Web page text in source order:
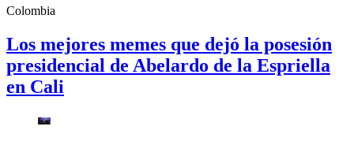
Colombia
Los mejores memes que dejó la posesión
presidencial de Abelardo de la Espriella
en Cali